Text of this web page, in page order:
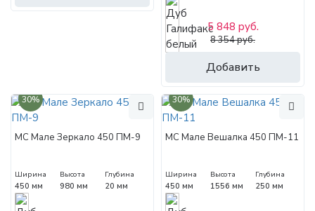
Добавить
5 848 руб.
8 354 руб.
30%
МС Мале Зеркало 450 ПМ-9
Ширина
450 мм
Высота
980 мм
Глубина
20 мм
30%
МС Мале Вешалка 450 ПМ-11
Ширина
450 мм
Высота
1556 мм
Глубина
250 мм